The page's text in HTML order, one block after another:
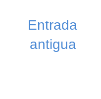
Entrada
antigua